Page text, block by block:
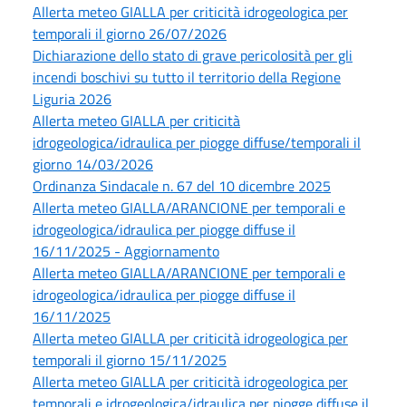
Allerta meteo GIALLA per criticità idrogeologica per
temporali il giorno 26/07/2026
Dichiarazione dello stato di grave pericolosità per gli
incendi boschivi su tutto il territorio della Regione
Liguria 2026
Allerta meteo GIALLA per criticità
idrogeologica/idraulica per piogge diffuse/temporali il
giorno 14/03/2026
Ordinanza Sindacale n. 67 del 10 dicembre 2025
Allerta meteo GIALLA/ARANCIONE per temporali e
idrogeologica/idraulica per piogge diffuse il
16/11/2025 - Aggiornamento
Allerta meteo GIALLA/ARANCIONE per temporali e
idrogeologica/idraulica per piogge diffuse il
16/11/2025
Allerta meteo GIALLA per criticità idrogeologica per
temporali il giorno 15/11/2025
Allerta meteo GIALLA per criticità idrogeologica per